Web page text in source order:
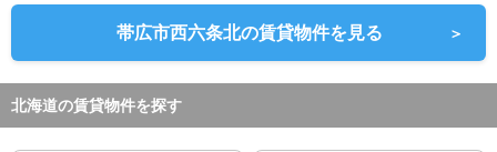
帯広市西六条北の賃貸物件を見る ＞
北海道の賃貸物件を探す